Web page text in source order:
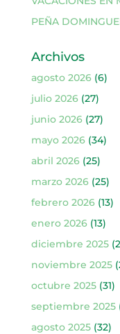
PEÑA
Archivos
agosto 2026(6)
julio 2026(27)
junio 2026(27)
mayo 2026(34)
abril 2026(25)
marzo 2026(25)
febrero 2026(13)
enero 2026(13)
diciembre 2025
noviembre 2025
octubre 2025(31)
septiembre 2025
agosto 2025(32)